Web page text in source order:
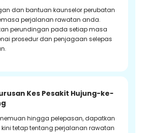
dan bantuan kaunselor perubatan
perjalanan rawatan anda.
perundingan pada setiap masa
prosedur dan penjagaan selepas
Kes Pesakit Hujung-ke-
hingga pelepasan, dapatkan
kini tetap tentang perjalanan rawatan